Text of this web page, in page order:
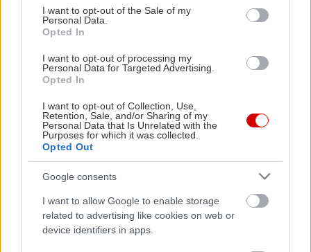
consent section.
I want to opt-out of the Sale of my
Personal Data.
Opted In
I want to opt-out of processing my
Personal Data for Targeted Advertising.
Opted In
I want to opt-out of Collection, Use,
Retention, Sale, and/or Sharing of my
Personal Data that Is Unrelated with the
Purposes for which it was collected.
Opted Out
Google consents
I want to allow Google to enable storage
related to advertising like cookies on web or
device identifiers in apps.
Διαβάστε επίσης